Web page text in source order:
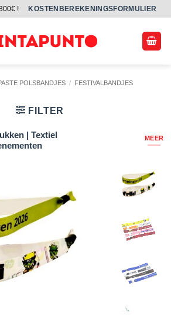
! KOSTENBEREKENINGSFORMULIER
POLSBANDJES / FESTIVALBANDJES
FILTER
| Textiel
MEER